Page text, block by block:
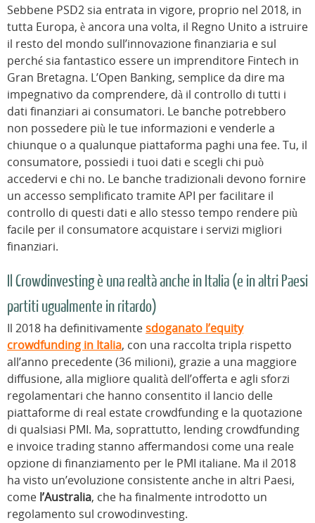
Sebbene PSD2 sia entrata in vigore, proprio nel 2018, in
tutta Europa, è ancora una volta, il Regno Unito a istruire
il resto del mondo sull’innovazione finanziaria e sul
perché sia fantastico essere un imprenditore Fintech in
Gran Bretagna. L’Open Banking, semplice da dire ma
impegnativo da comprendere, dà il controllo di tutti i
dati finanziari ai consumatori. Le banche potrebbero
non possedere più le tue informazioni e venderle a
chiunque o a qualunque piattaforma paghi una fee. Tu, il
consumatore, possiedi i tuoi dati e scegli chi può
accedervi e chi no. Le banche tradizionali devono fornire
un accesso semplificato tramite API per facilitare il
controllo di questi dati e allo stesso tempo rendere più
facile per il consumatore acquistare i servizi migliori
finanziari.
Il Crowdinvesting è una realtà anche in Italia (e in altri Paesi
partiti ugualmente in ritardo)
Il 2018 ha definitivamentesdoganato l’equity
crowdfunding in Italia, con una raccolta tripla rispetto
all’anno precedente (36 milioni), grazie a una maggiore
diffusione, alla migliore qualità dell’offerta e agli sforzi
regolamentari che hanno consentito il lancio delle
piattaforme di real estate crowdfunding e la quotazione
di qualsiasi PMI. Ma, soprattutto, lending crowdfunding
e invoice trading stanno affermandosi come una reale
opzione di finanziamento per le PMI italiane. Ma il 2018
ha visto un’evoluzione consistente anche in altri Paesi,
come l’Australia, che ha finalmente introdotto un
regolamento sul crowodinvesting.